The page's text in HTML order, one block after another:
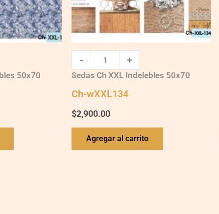
50x70
- +
Sedas Ch XXL Indelebles 50x70
Ch-wXXL134
$2,900.00
Agregar al carrito